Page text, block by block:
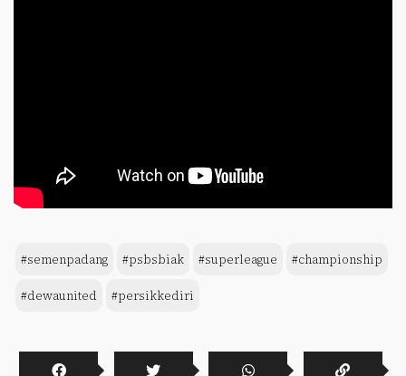
#semenpadang #psbsbiak #superleague #championship
#dewaunited #persikkediri